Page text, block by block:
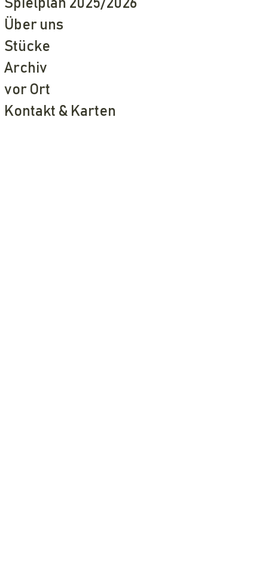
Spielplan 2025/2026
Über uns
Stücke
Archiv
vor Ort
Kontakt & Karten